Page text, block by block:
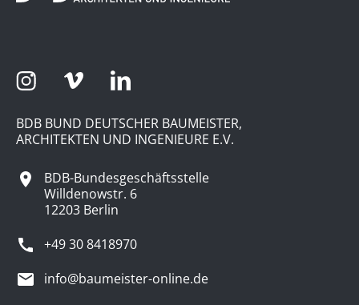
BDB BUND DEUTSCHER BAUMEISTER,
ARCHITEKTEN UND INGENIEURE E.V.
BDB-Bundesgeschäftsstelle
Willdenowstr. 6
12203 Berlin
+49 30 8418970
info@baumeister-online.de